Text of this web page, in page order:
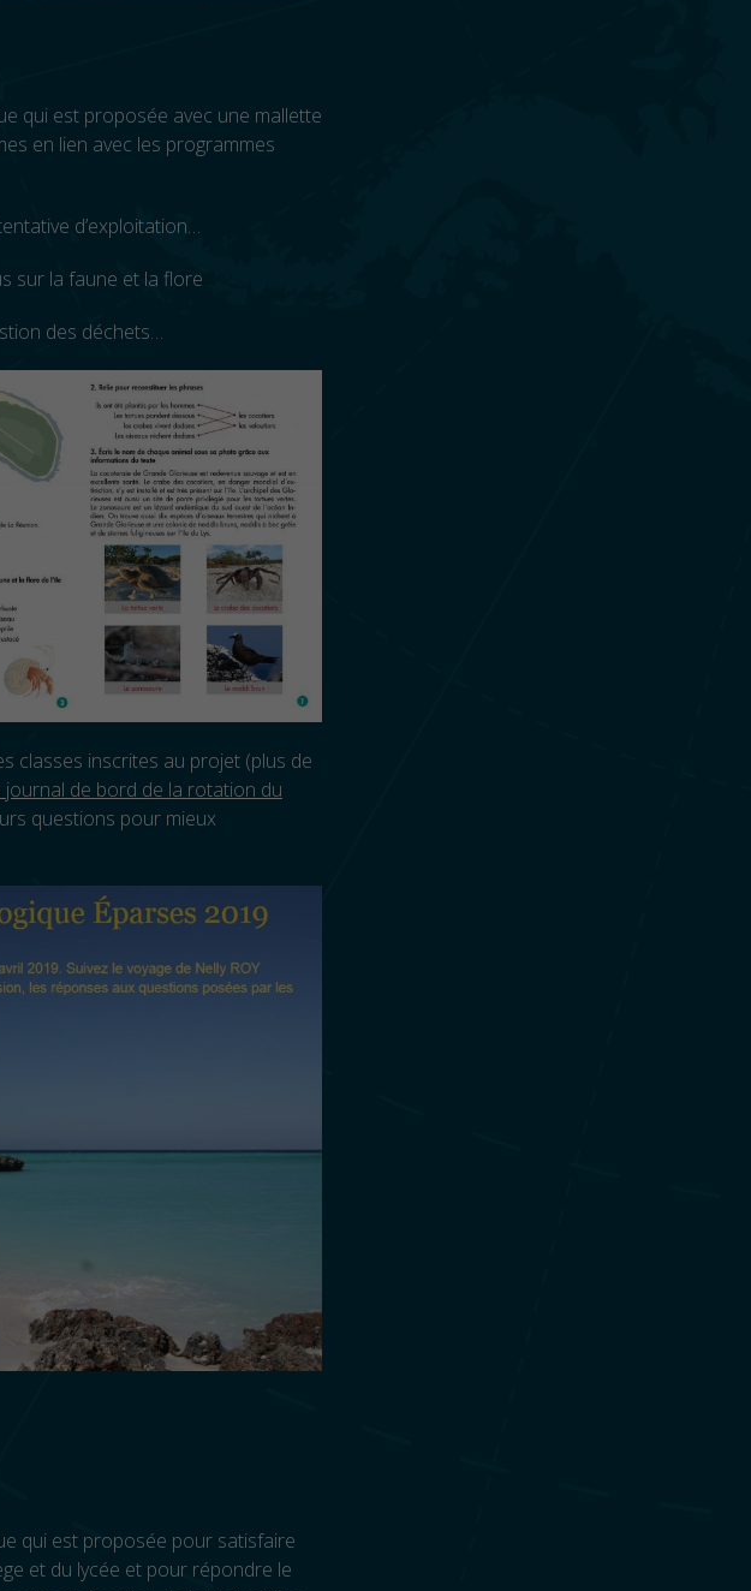
qui est proposée avec une mallette
en lien avec les programmes
d’exploitation…
sur la faune et la flore
des déchets…
classes inscrites au projet (plus de
journal de bord de la rotation du
questions pour mieux
qui est proposée pour satisfaire
et du lycée et pour répondre le